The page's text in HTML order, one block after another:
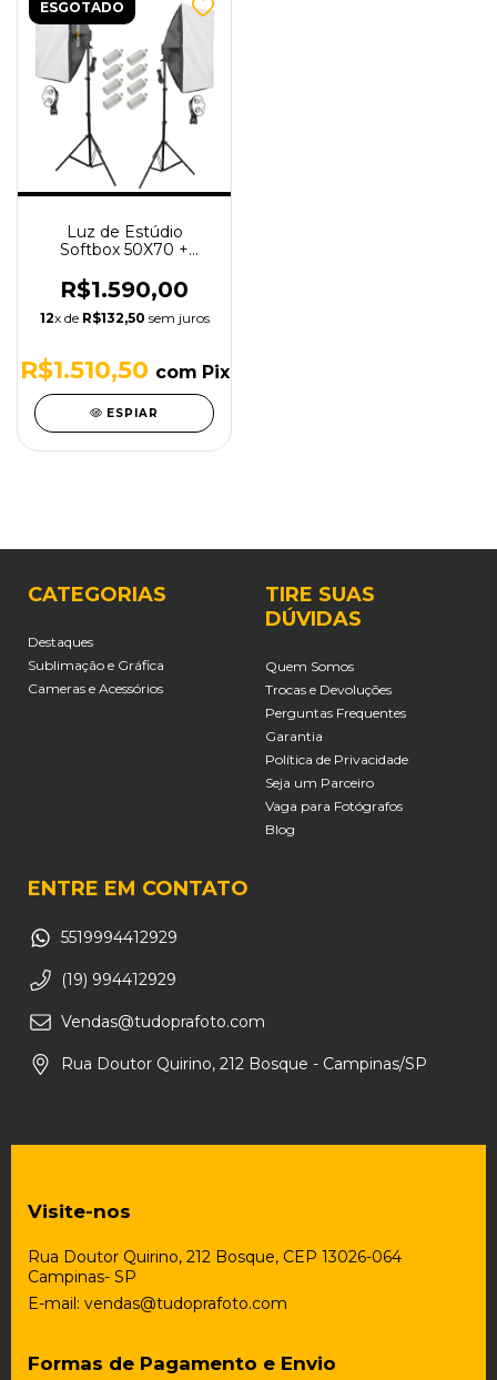
ESGOTADO
Luz de Estúdio
Softbox 50X70 +
Tripé
R$1.590,00
12x de R$132,50 sem juros
R$1.510,50 com Pix
ESPIAR
CATEGORIAS
Destaques
Sublimação e Gráfica
Cameras e Acessórios
TIRE SUAS
DÚVIDAS
Quem Somos
Trocas e Devoluções
Perguntas Frequentes
Garantia
Política de Privacidade
Seja um Parceiro
Vaga para Fotógrafos
Blog
ENTRE EM CONTATO
5519994412929
(19) 994412929
Vendas@tudoprafoto.com
Rua Doutor Quirino, 212 Bosque - Campinas/SP
Visite-nos
Rua Doutor Quirino, 212 Bosque, CEP 13026-064
Campinas- SP
E-mail: vendas@tudoprafoto.com
Formas de Pagamento e Envio